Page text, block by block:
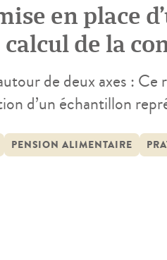
en place
de la
des
de deux axes : Ce
d’un échantillon
autour de la
PENSION ALIMENTAIRE